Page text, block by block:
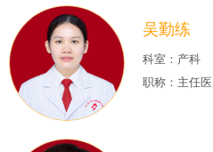
吴勤练
科室：产科
职称：主任